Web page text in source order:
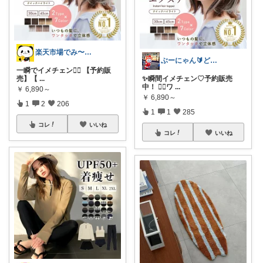
楽天市場でみ〜つけた💡🉐
一瞬でイメチェン🙆‍♀️ 【予約販
売】【 ...
￥ 6,890～
1 2 206
コレ いいね
ぶーにゃん🔰どうしたら売れるかな😭
✨瞬間イメチェン♡予約販売
中！ 💇‍♀️ワ ...
￥ 6,890～
1 1 285
コレ いいね